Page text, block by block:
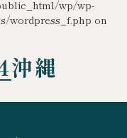
wp/wp-
wordpress_f.php on
沖縄